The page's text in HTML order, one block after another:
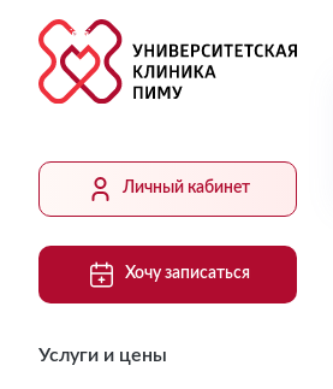
Личный кабинет
Хочу записаться
Услуги и цены